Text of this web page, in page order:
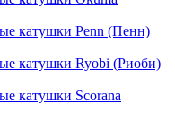
катушки Penn (Пенн)
катушки Ryobi (Риоби)
катушки Scorana